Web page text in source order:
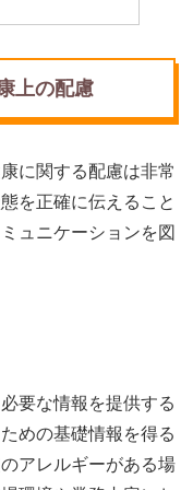
上の配慮
に関する配慮は非常
を正確に伝えること
ュニケーションを図
要な情報を提供する
めの基礎情報を得る
アレルギーがある場